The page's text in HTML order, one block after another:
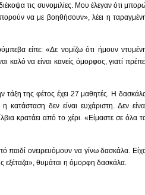
τις συνομιλίες. Μου έλεγαν ότι
να με βοηθήσουν», λέει η
είπε: «Δε νομίζω ότι ήμουν
καλό να είναι κανείς όμορφος, γιατί
τάξη της φέτος έχει 27 μαθητές. Η
κατάσταση δεν είναι ευχάριστη. Δεν
κρατάει από το χέρι. «Είμαστε σε όλα
παιδί ονειρευόμουν να γίνω δασκάλα.
εξέταζα», θυμάται η όμορφη δασκάλα.